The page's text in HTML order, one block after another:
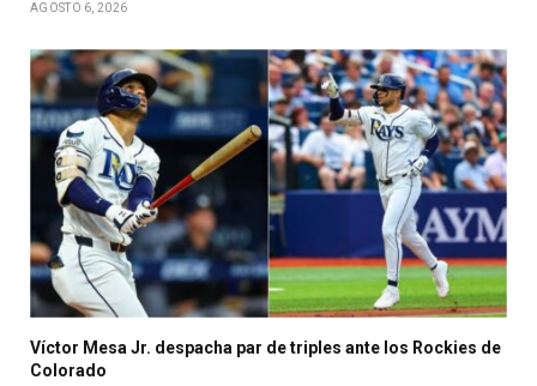
AGOSTO 6, 2026
Víctor Mesa Jr. despacha par de triples ante los Rockies de
Colorado